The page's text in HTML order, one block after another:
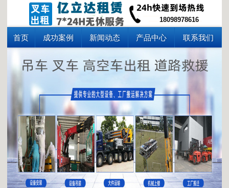
18098978616
首页 成功案例 新闻动态 产品中心 联系我们